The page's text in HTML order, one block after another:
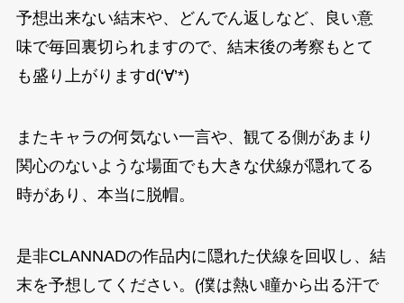
予想出来ない結末や、どんでん返しなど、良い意
味で毎回裏切られますので、結末後の考察もとて
も盛り上がりますd(‘∀’*)
またキャラの何気ない一言や、観てる側があまり
関心のないような場面でも大きな伏線が隠れてる
時があり、本当に脱帽。
是非CLANNADの作品内に隠れた伏線を回収し、結
末を予想してください。(僕は熱い瞳から出る汗で